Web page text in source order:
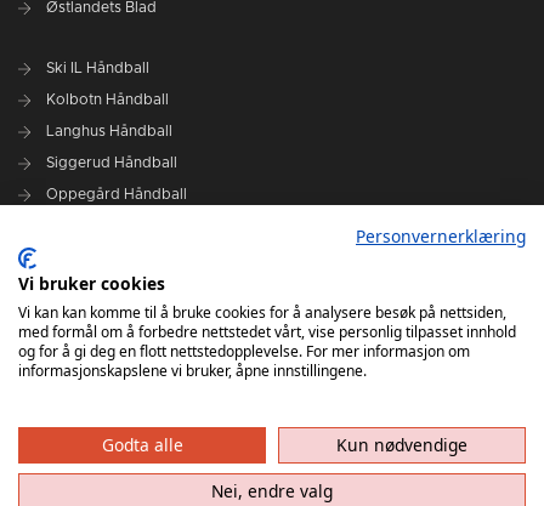
Østlandets Blad
Ski IL Håndball
Kolbotn Håndball
Langhus Håndball
Siggerud Håndball
Oppegård Håndball
Grafisk design Follo HK - Tor Solstad
Follo Media - Tor Solstad - Geir Thomas Fossum - Erik Manshaus-
Hanne Roald
Personvernerklæring
Vi bruker cookies
Vi kan kan komme til å bruke cookies for å analysere besøk på nettsiden,
med formål om å forbedre nettstedet vårt, vise personlig tilpasset innhold
og for å gi deg en flott nettstedopplevelse. For mer informasjon om
informasjonskapslene vi bruker, åpne innstillingene.
Godta alle
Kun nødvendige
Nei, endre valg